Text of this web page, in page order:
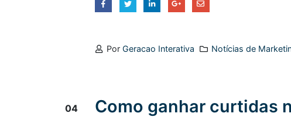
PorGeracao Interativa Notícias de
04 Como ganhar curtidas